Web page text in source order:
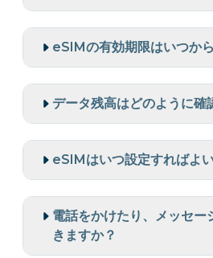
eSIMの有効期限はいつか
データ残高はどのように確
eSIMはいつ設定すればよ
電話をかけたり、メッセー
きますか？